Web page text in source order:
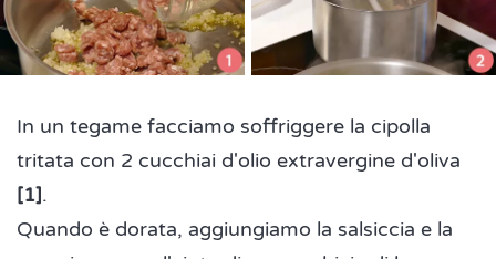
In un tegame facciamo soffriggere la cipolla
tritata con 2 cucchiai d'olio extravergine d'oliva
[1].
Quando è dorata, aggiungiamo la salsiccia e la